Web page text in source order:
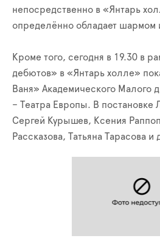
непосредственно в «Янтарь
определённо обладает шармом
Кроме того, сегодня в 19.30 в
дебютов» в «Янтарь холле»
Ваня» Академического Малого
– Театра Европы. В постановке
Сергей Курышев, Ксения
Рассказова, Татьяна Тарасова и